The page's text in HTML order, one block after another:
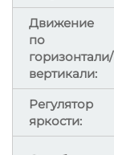
Движение
по
горизонтали/
вертикали:
Регулятор
яркости: